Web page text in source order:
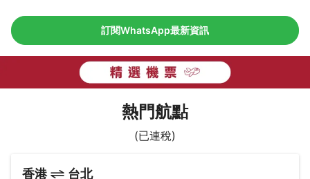
訂閱WhatsApp最新資訊
熱門航點
(已連稅)
香港 台北